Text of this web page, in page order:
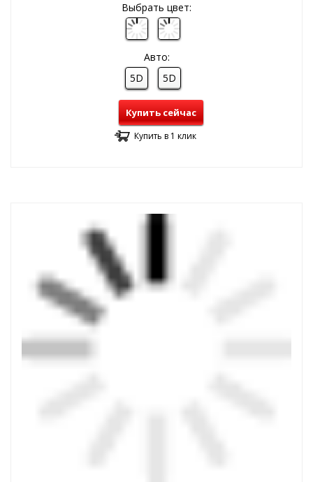
Выбрать цвет:
Авто:
5D
5D
Купить сейчас
Купить в 1 клик